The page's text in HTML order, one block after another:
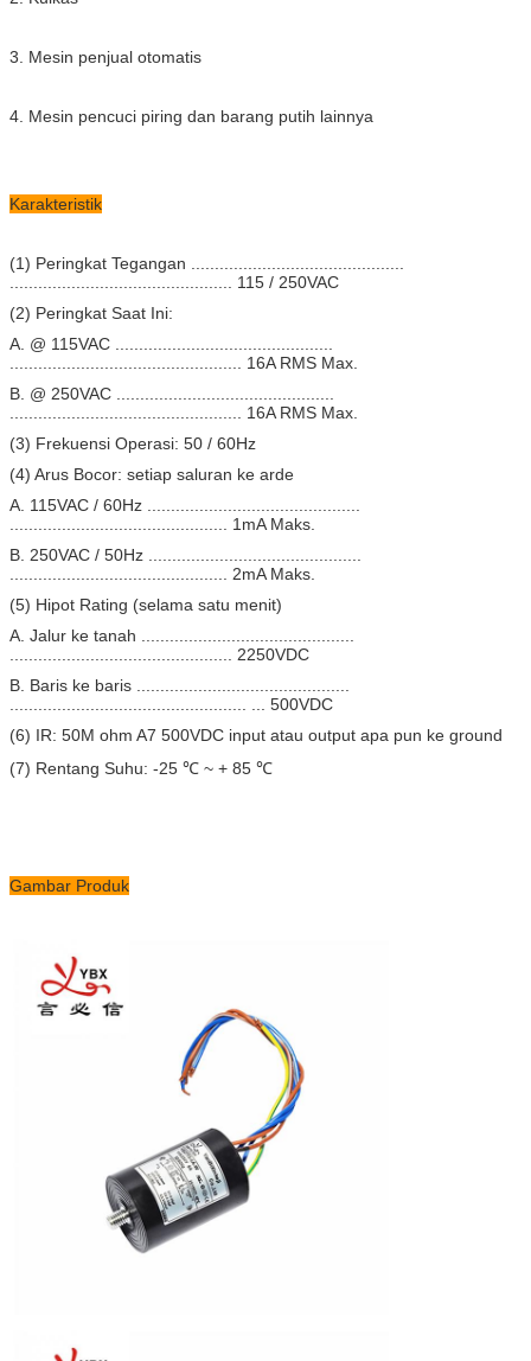
3. Mesin penjual otomatis
4. Mesin pencuci piring dan barang putih lainnya
Karakteristik
(1) Peringkat Tegangan .............................................
............................................... 115 / 250VAC
(2) Peringkat Saat Ini:
A. @ 115VAC ..............................................
................................................. 16A RMS Max.
B. @ 250VAC ..............................................
................................................. 16A RMS Max.
(3) Frekuensi Operasi: 50 / 60Hz
(4) Arus Bocor: setiap saluran ke arde
A. 115VAC / 60Hz .............................................
.............................................. 1mA Maks.
B. 250VAC / 50Hz .............................................
.............................................. 2mA Maks.
(5) Hipot Rating (selama satu menit)
A. Jalur ke tanah .............................................
............................................... 2250VDC
B. Baris ke baris .............................................
.................................................. ... 500VDC
(6) IR: 50M ohm A7 500VDC input atau output apa pun ke ground
(7) Rentang Suhu: -25 ℃ ~ + 85 ℃
Gambar Produk